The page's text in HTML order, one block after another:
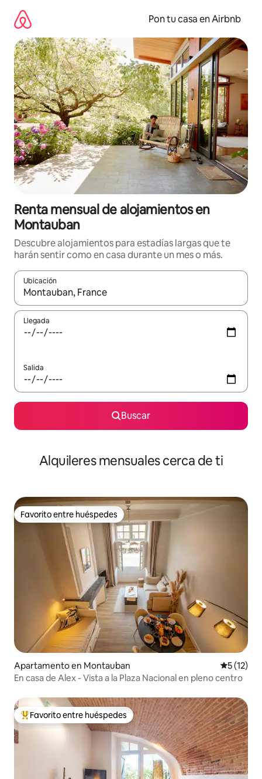
contenido
Pon tu casa en Airbnb
Renta mensual de alojamientos en
Montauban
Descubre alojamientos para estadías largas que te
harán sentir como en casa durante un mes o más.
Ubicación
Cuando los resultados estén disponibles, navega con las
Llegada
Salida
Buscar
Alquileres mensuales cerca de ti
Favorito entre huéspedes
Favorito entre huéspedes
Apartamento en Montauban
5 (12)
En casa de Alex - Vista a la Plaza Nacional en pleno centro
Favorito entre huéspedes preferido
Favorito entre huéspedes